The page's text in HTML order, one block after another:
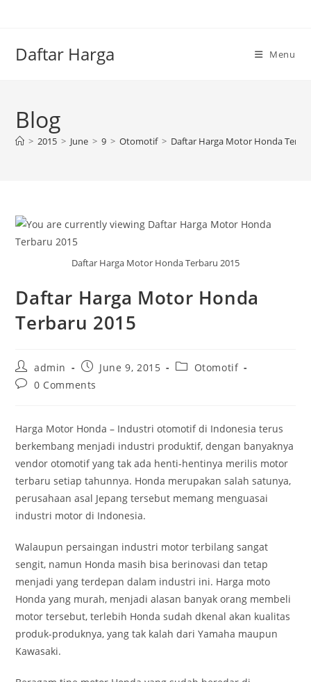
Daftar Harga Menu
Blog
> 2015 > June > 9 > Otomotif > Daftar Harga Motor Honda
Daftar Harga Motor Honda Terbaru 2015
Daftar Harga Motor Honda
Terbaru 2015
Post
author:
admin
Post
published:
June 9, 2015
PostOtomotif
Post0 Comments
Harga Motor Honda – Industri otomotif di Indonesia terus
berkembang menjadi industri produktif, dengan banyaknya
vendor otomotif yang tak ada henti-hentinya merilis motor
terbaru setiap tahunnya. Honda merupakan salah satunya,
perusahaan asal Jepang tersebut memang menguasai
industri motor di Indonesia.
Walaupun persaingan industri motor terbilang sangat
sengit, namun Honda masih bisa berinovasi dan tetap
menjadi yang terdepan dalam industri ini. Harga moto
Honda yang murah, menjadi alasan banyak orang membeli
motor tersebut, terlebih Honda sudah dkenal akan kualitas
produk-produknya, yang tak kalah dari Yamaha maupun
Kawasaki.